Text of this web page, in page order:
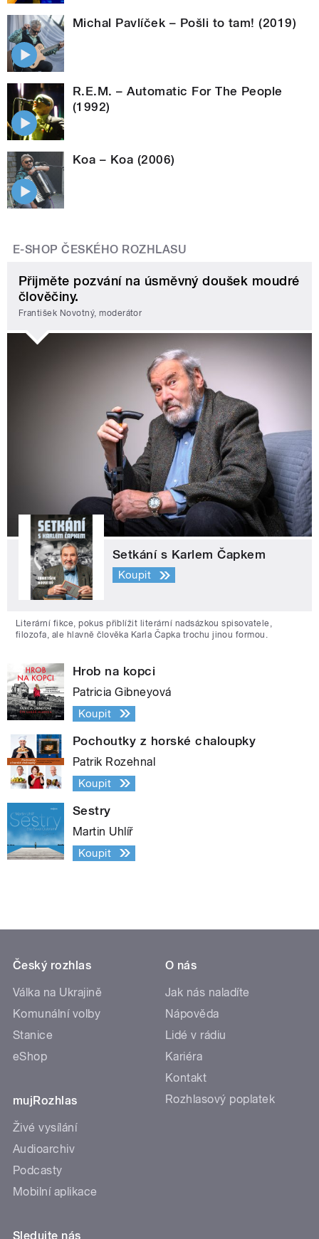
Michal Pavlíček – Pošli to tam! (2019)
R.E.M. – Automatic For The People
(1992)
Koa – Koa (2006)
E-SHOP ČESKÉHO ROZHLASU
Přijměte pozvání na úsměvný doušek moudré
člověčiny.
František Novotný, moderátor
Setkání s Karlem Čapkem
Koupit
Literární fikce, pokus přiblížit literární nadsázkou spisovatele,
filozofa, ale hlavně člověka Karla Čapka trochu jinou formou.
Hrob na kopci
Patricia Gibneyová
Koupit
Pochoutky z horské chaloupky
Patrik Rozehnal
Koupit
Sestry
Martin Uhlíř
Koupit
Český rozhlas
Válka na Ukrajině
Komunální volby
Stanice
eShop
mujRozhlas
Živé vysílání
Audioarchiv
Podcasty
Mobilní aplikace
O nás
Jak nás naladíte
Nápověda
Lidé v rádiu
Kariéra
Kontakt
Rozhlasový poplatek
Sledujte nás